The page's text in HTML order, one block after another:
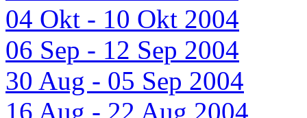
04 Okt - 10 Okt 2004
06 Sep - 12 Sep 2004
30 Aug - 05 Sep 2004
16 Aug - 22 Aug 2004